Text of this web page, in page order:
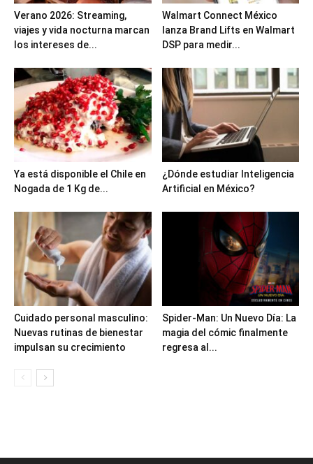
Verano 2026: Streaming,
viajes y vida nocturna marcan
los intereses de...
Walmart Connect México
lanza Brand Lifts en Walmart
DSP para medir...
Ya está disponible el Chile en
Nogada de 1 Kg de...
¿Dónde estudiar Inteligencia
Artificial en México?
Cuidado personal masculino:
Nuevas rutinas de bienestar
impulsan su crecimiento
Spider-Man: Un Nuevo Día: La
magia del cómic finalmente
regresa al...